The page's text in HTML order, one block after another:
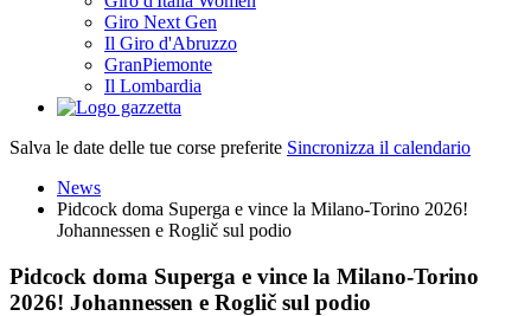
Giro Next Gen
Il Giro d'Abruzzo
GranPiemonte
Il Lombardia
Salva le date delle tue corse preferite Sincronizza il calendario
News
Pidcock doma Superga e vince la Milano-Torino 2026!
Johannessen e Roglič sul podio
Pidcock doma Superga e vince la Milano-Torino
2026! Johannessen e Roglič sul podio